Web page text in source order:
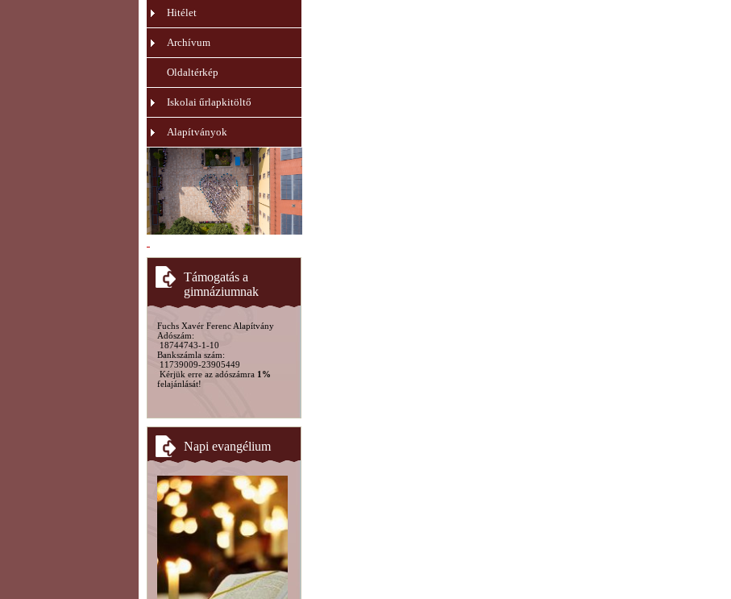
Hitélet
Archívum
Oldaltérkép
Iskolai űrlapkitöltő
Alapítványok
Támogatás a
gimnáziumnak
Fuchs Xavér Ferenc Alapítvány
Adószám:
18744743-1-10
Bankszámla szám:
11739009-23905449
Kérjük erre az adószámra 1%
felajánlását!
Napi evangélium